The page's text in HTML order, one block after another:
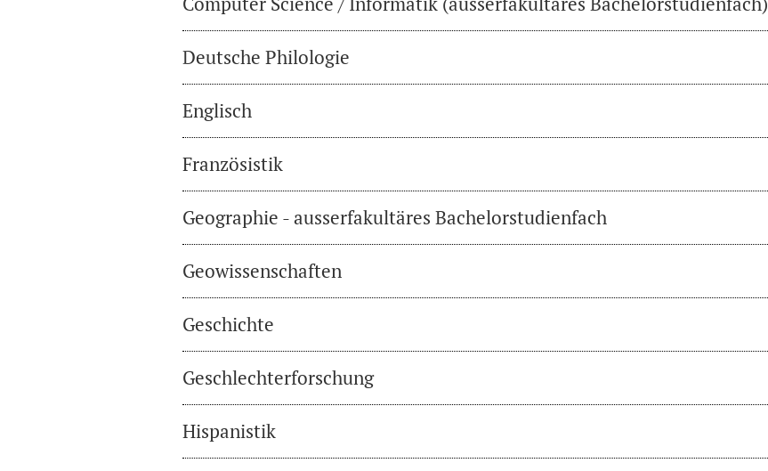
Deutsche Philologie
Englisch
Französistik
Geographie - ausserfakultäres Bachelorstudienfach
Geowissenschaften
Geschichte
Geschlechterforschung
Hispanistik